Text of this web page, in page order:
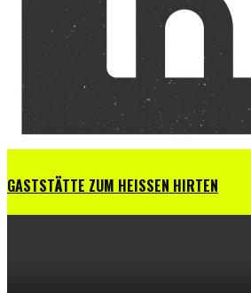
GASTSTÄTTE ZUM HEISSEN HIRTEN